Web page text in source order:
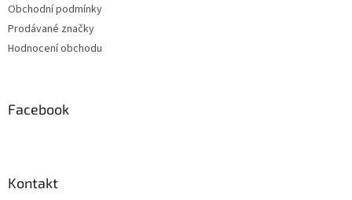
Obchodní podmínky
Prodávané značky
Hodnocení obchodu
Facebook
Kontakt